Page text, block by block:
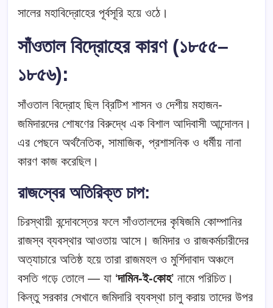
সালের মহাবিদ্রোহের পূর্বসূরি হয়ে ওঠে।
সাঁওতাল বিদ্রোহের কারণ (১৮৫৫–
১৮৫৬):
সাঁওতাল বিদ্রোহ ছিল ব্রিটিশ শাসন ও দেশীয় মহাজন-
জমিদারদের শোষণের বিরুদ্ধে এক বিশাল আদিবাসী আন্দোলন।
এর পেছনে অর্থনৈতিক, সামাজিক, প্রশাসনিক ও ধর্মীয় নানা
কারণ কাজ করেছিল।
রাজস্বের অতিরিক্ত চাপ:
চিরস্থায়ী বন্দোবস্তের ফলে সাঁওতালদের কৃষিজমি কোম্পানির
রাজস্ব ব্যবস্থার আওতায় আসে। জমিদার ও রাজকর্মচারীদের
অত্যাচারে অতিষ্ঠ হয়ে তারা রাজমহল ও মুর্শিদাবাদ অঞ্চলে
বসতি গড়ে তোলে — যা ‘দামিন-ই-কোহ’ নামে পরিচিত।
কিন্তু সরকার সেখানে জমিদারি ব্যবস্থা চালু করায় তাদের উপর